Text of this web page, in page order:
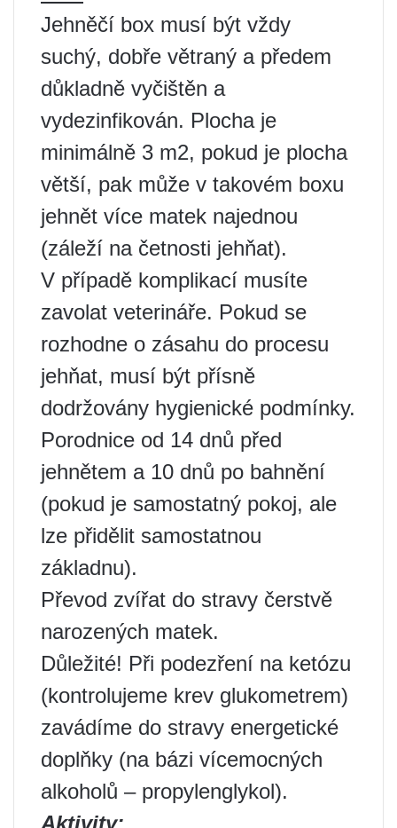
Jehněčí box musí být vždy
suchý, dobře větraný a předem
důkladně vyčištěn a
vydezinfikován. Plocha je
minimálně 3 m2, pokud je plocha
větší, pak může v takovém boxu
jehnět více matek najednou
(záleží na četnosti jehňat).
V případě komplikací musíte
zavolat veterináře. Pokud se
rozhodne o zásahu do procesu
jehňat, musí být přísně
dodržovány hygienické podmínky.
Porodnice od 14 dnů před
jehnětem a 10 dnů po bahnění
(pokud je samostatný pokoj, ale
lze přidělit samostatnou
základnu).
Převod zvířat do stravy čerstvě
narozených matek.
Důležité! Při podezření na ketózu
(kontrolujeme krev glukometrem)
zavádíme do stravy energetické
doplňky (na bázi vícemocných
alkoholů – propylenglykol).
Aktivity: